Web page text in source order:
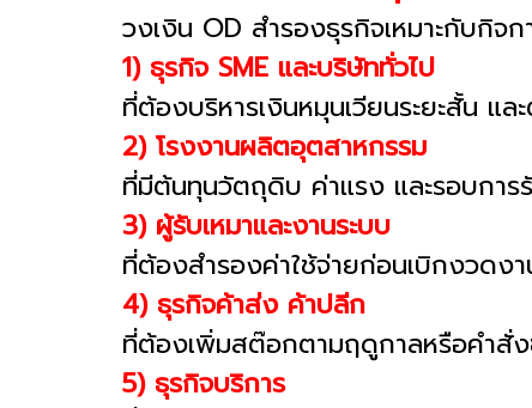
วงเงิน OD สำรองธุรกิจเหมาะกับกิจก
1) ธุรกิจ SME และบริษัททั่วไป
ที่ต้องบริหารเงินหมุนเวียนระยะสั้น แ
2) โรงงานผลิตอุตสาหกรรม
ที่มีต้นทุนวัตถุดิบ ค่าแรง และรอบการ
3) ผู้รับเหมาและงานระบบ
ที่ต้องสำรองค่าใช้จ่ายก่อนเบิกงวดง
4) ธุรกิจค้าส่ง ค้าปลีก
ที่ต้องเพิ่มสต๊อกตามฤดูกาลหรือคำสั่
5) ธุรกิจบริการ